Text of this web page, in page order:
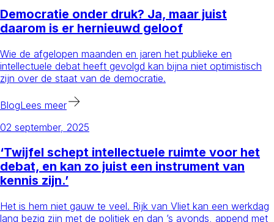
Democratie onder druk? Ja, maar juist
daarom is er hernieuwd geloof
Wie de afgelopen maanden en jaren het publieke en
intellectuele debat heeft gevolgd kan bijna niet optimistisch
zijn over de staat van de democratie.
BlogLees meer
02 september, 2025
‘Twijfel schept intellectuele ruimte voor het
debat, en kan zo juist een instrument van
kennis zijn.’
Het is hem niet gauw te veel. Rijk van Vliet kan een werkdag
lang bezig zijn met de politiek en dan ’s avonds, append met